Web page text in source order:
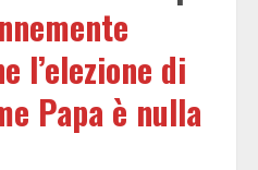
l’elezione di
Papa è nulla